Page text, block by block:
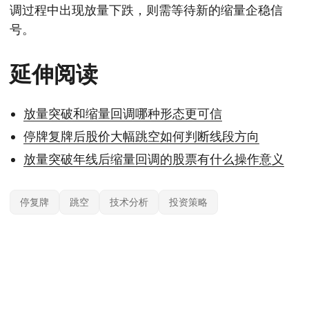
调过程中出现放量下跌，则需等待新的缩量企稳信
号。
延伸阅读
放量突破和缩量回调哪种形态更可信
停牌复牌后股价大幅跳空如何判断线段方向
放量突破年线后缩量回调的股票有什么操作意义
停复牌 跳空 技术分析 投资策略